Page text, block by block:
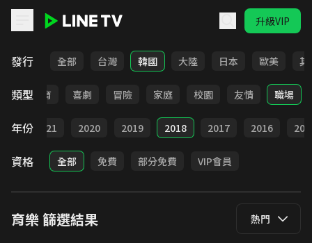
升級VIP
發行 全部 台灣 韓國 大陸 日本 歐美 其
類型教育 喜劇 冒險 家庭 校園 友情 職場
年份 2021 2020 2019 2018 2017 2016
資格 全部 免費 部分免費 VIP會員
育樂篩選結果 熱門